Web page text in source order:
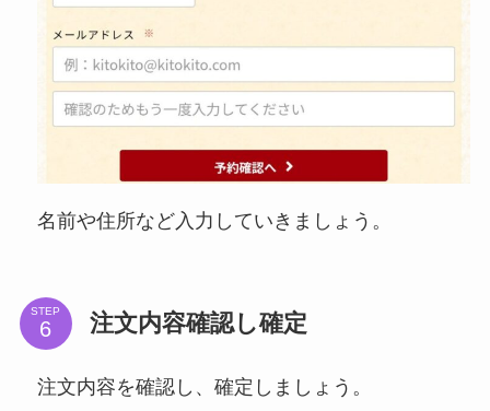
名前や住所など入力していきましょう。
STEP 注文内容確認し確定
注文内容を確認し、確定しましょう。